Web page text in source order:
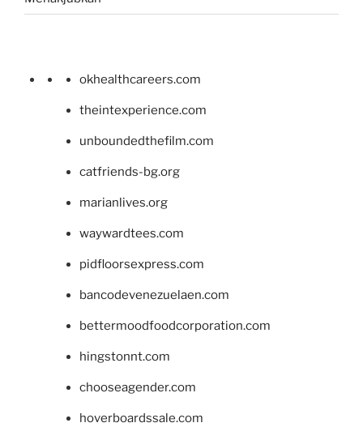
okhealthcareers.com
theintexperience.com
unboundedthefilm.com
catfriends-bg.org
marianlives.org
waywardtees.com
pidfloorsexpress.com
bancodevenezuelaen.com
bettermoodfoodcorporation.com
hingstonnt.com
chooseagender.com
hoverboardssale.com